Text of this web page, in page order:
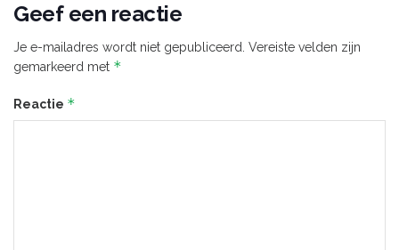
Geef een reactie
Je e-mailadres wordt niet gepubliceerd. Vereiste velden zijn
gemarkeerd met *
Reactie *